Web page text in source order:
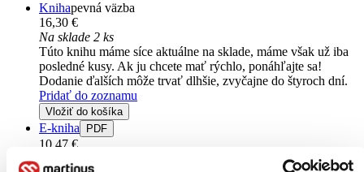
Knihapevná väzba
16,30 €
Na sklade 2 ks
Túto knihu máme síce aktuálne na sklade, máme však už iba
posledné kusy. Ak ju chcete mať rýchlo, ponáhľajte sa!
Dodanie ďalších môže trvať dlhšie, zvyčajne do štyroch dní.
Pridať do zoznamu
Vložiť do košíka
E-kniha PDF
10,47 €